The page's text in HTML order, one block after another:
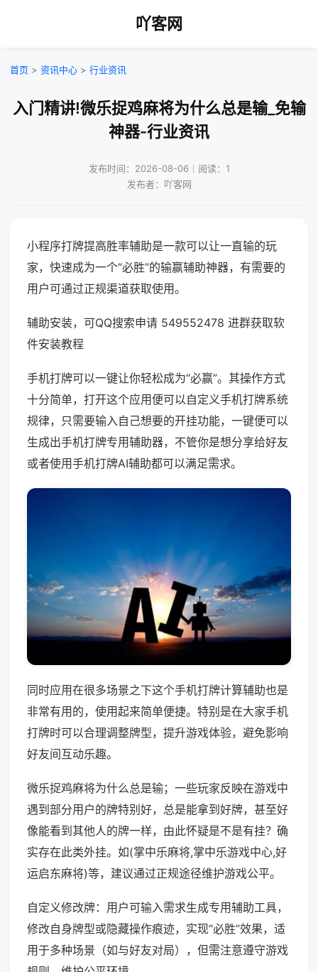
吖客网
首页 > 资讯中心 > 行业资讯
入门精讲!微乐捉鸡麻将为什么总是输_免输
神器-行业资讯
发布时间：2026-08-06｜阅读：1
发布者：吖客网
小程序打牌提高胜率辅助是一款可以让一直输的玩
家，快速成为一个“必胜”的输赢辅助神器，有需要的
用户可通过正规渠道获取使用。
辅助安装，可QQ搜索申请 549552478 进群获取软
件安装教程
手机打牌可以一键让你轻松成为“必赢”。其操作方式
十分简单，打开这个应用便可以自定义手机打牌系统
规律，只需要输入自己想要的开挂功能，一键便可以
生成出手机打牌专用辅助器，不管你是想分享给好友
或者使用手机打牌AI辅助都可以满足需求。
同时应用在很多场景之下这个手机打牌计算辅助也是
非常有用的，使用起来简单便捷。特别是在大家手机
打牌时可以合理调整牌型，提升游戏体验，避免影响
好友间互动乐趣。
微乐捉鸡麻将为什么总是输；一些玩家反映在游戏中
遇到部分用户的牌特别好，总是能拿到好牌，甚至好
像能看到其他人的牌一样，由此怀疑是不是有挂？确
实存在此类外挂。如(掌中乐麻将,掌中乐游戏中心,好
运启东麻将)等，建议通过正规途径维护游戏公平。
自定义修改牌：用户可输入需求生成专用辅助工具，
修改自身牌型或隐藏操作痕迹，实现“必胜”效果，适
用于多种场景（如与好友对局），但需注意遵守游戏